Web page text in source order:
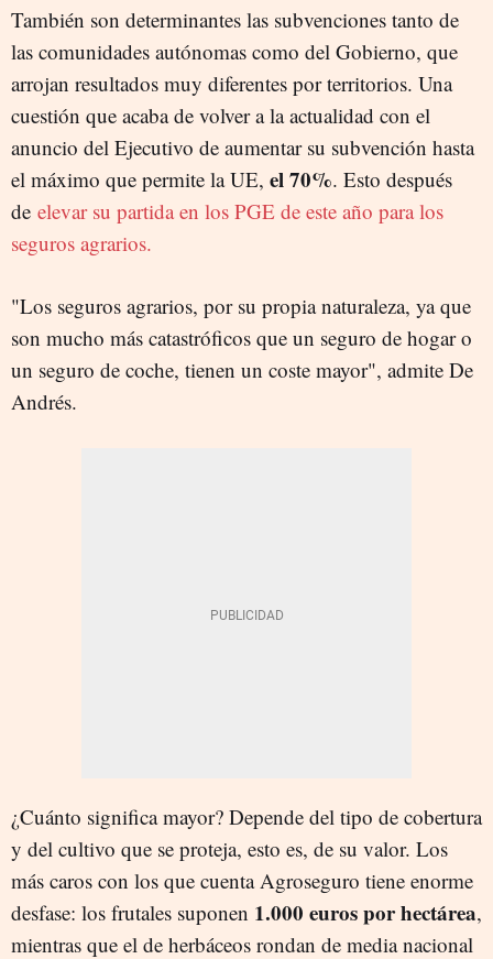
También son determinantes las subvenciones tanto de
las comunidades autónomas como del Gobierno, que
arrojan resultados muy diferentes por territorios. Una
cuestión que acaba de volver a la actualidad con el
anuncio del Ejecutivo de aumentar su subvención hasta
el máximo que permite la UE, el 70%. Esto después
de elevar su partida en los PGE de este año para los
seguros agrarios.
"Los seguros agrarios, por su propia naturaleza, ya que
son mucho más catastróficos que un seguro de hogar o
un seguro de coche, tienen un coste mayor", admite De
Andrés.
¿Cuánto significa mayor? Depende del tipo de cobertura
y del cultivo que se proteja, esto es, de su valor. Los
más caros con los que cuenta Agroseguro tiene enorme
desfase: los frutales suponen 1.000 euros por hectárea,
mientras que el de herbáceos rondan de media nacional